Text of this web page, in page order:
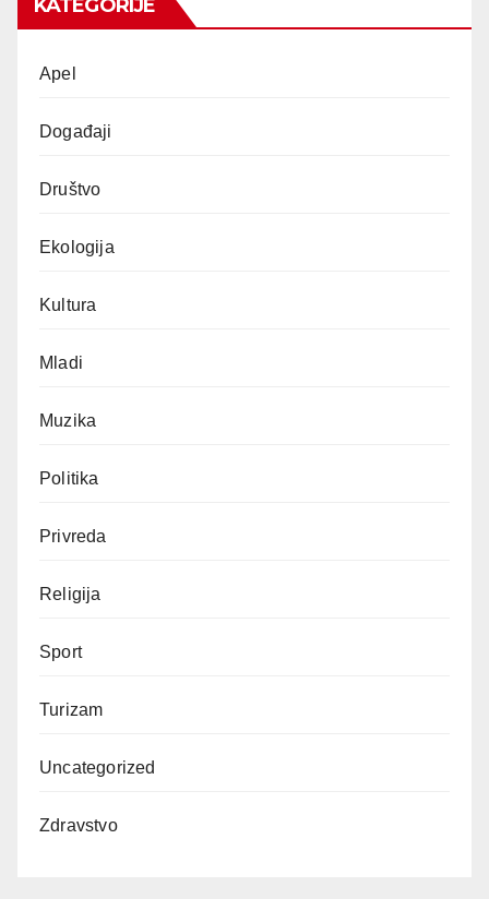
KATEGORIJE
Apel
Događaji
Društvo
Ekologija
Kultura
Mladi
Muzika
Politika
Privreda
Religija
Sport
Turizam
Uncategorized
Zdravstvo